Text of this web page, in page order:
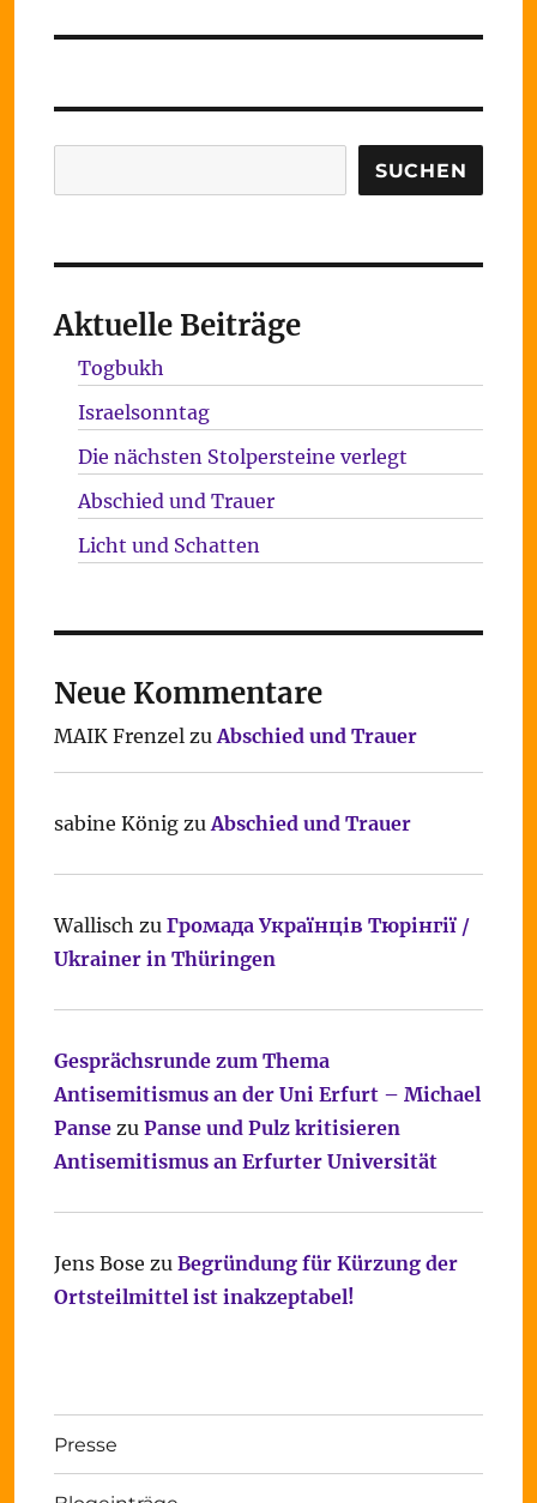
SUCHEN
Aktuelle Beiträge
Togbukh
Israelsonntag
Die nächsten Stolpersteine verlegt
Abschied und Trauer
Licht und Schatten
Neue Kommentare
MAIK FrenzelzuAbschied und Trauer
sabine KönigzuAbschied und Trauer
Wallisch zu Громада Українців Тюрінгії /
Ukrainer in Thüringen
Gesprächsrunde zum Thema
Antisemitismus an der Uni Erfurt – Michael
Pansezu Panse und Pulz kritisieren
Antisemitismus an Erfurter Universität
Jens Bose zu Begründung für Kürzung der
Ortsteilmittel ist inakzeptabel!
Presse